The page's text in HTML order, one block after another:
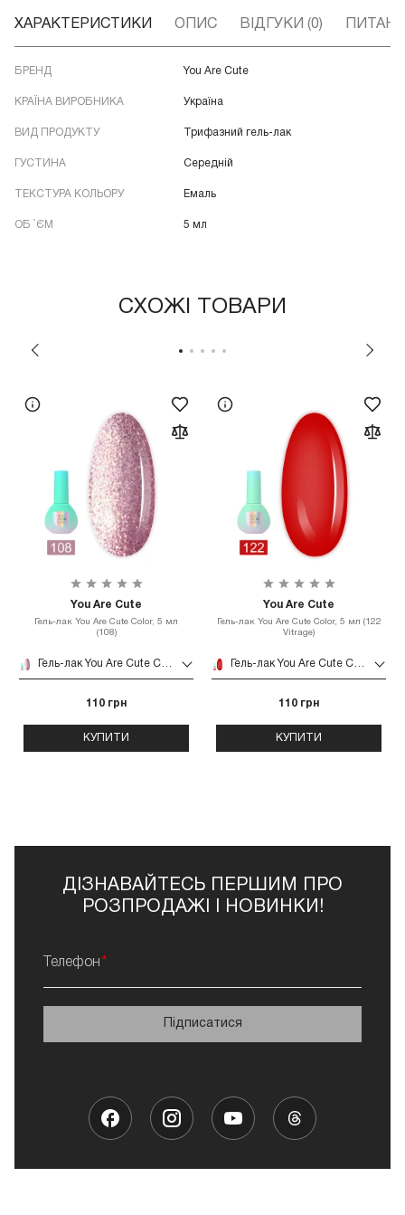
ХАРАКТЕРИСТИКИ ОПИС ВІДГУКИ (0)
БРЕНД You Are Cute
КРАЇНА ВИРОБНИКА Україна
ВИД ПРОДУКТУ Трифазний гель-лак
ГУСТИНА Середній
ТЕКСТУРА КОЛЬОРУ Емаль
ОБ `ЄМ 5 мл
СХОЖІ ТОВАРИ
You Are Cute
Гель-лак You Are Cute Color, 5 мл
(108)
Гель-лак You Are Cute Color, 5 мл (108)
110 грн
КУПИТИ
You Are Cute
Гель-лак You Are Cute Color, 5 мл (122
Vitrage)
Гель-лак You Are Cute Color, 5 мл (122 Vitrage)
110 грн
КУПИТИ
ДІЗНАВАЙТЕСЬ ПЕРШИМ ПРО
РОЗПРОДАЖІ І НОВИНКИ!
Телефон
Підписатися